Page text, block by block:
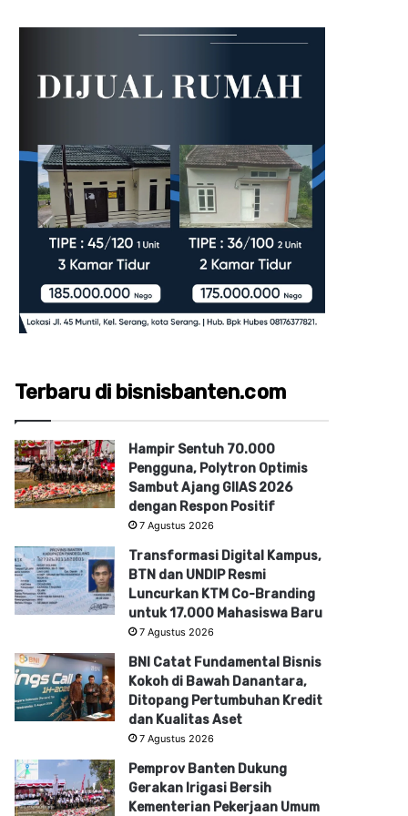
Terbaru di bisnisbanten.com
Hampir Sentuh 70.000
Pengguna, Polytron Optimis
Sambut Ajang GIIAS 2026
dengan Respon Positif
7 Agustus 2026
Transformasi Digital Kampus,
BTN dan UNDIP Resmi
Luncurkan KTM Co-Branding
untuk 17.000 Mahasiswa Baru
7 Agustus 2026
BNI Catat Fundamental Bisnis
Kokoh di Bawah Danantara,
Ditopang Pertumbuhan Kredit
dan Kualitas Aset
7 Agustus 2026
Pemprov Banten Dukung
Gerakan Irigasi Bersih
Kementerian Pekerjaan Umum